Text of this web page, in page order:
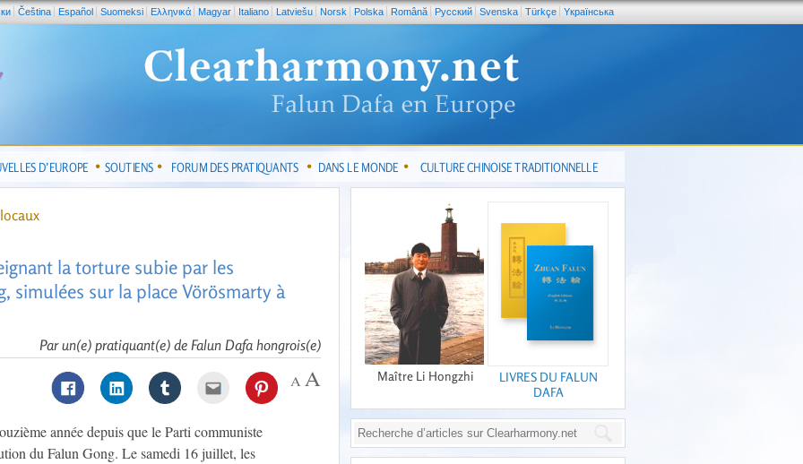
Čeština Español Suomeksi Ελληνικά Magyar Italiano Latviešu Norsk Polska Română Pусский Svenska Türkçe Yкраїнська
D’EUROPE SOUTIENS FORUM DES PRATIQUANTS DANS LE MONDE CULTURE CHINOISE TRADITIONNELLE
la torture subie par les
simulées sur la place Vörösmarty à
Par un(e) pratiquant(e) de Falun Dafa hongrois(e)
année depuis que le Parti communiste
du Falun Gong. Le samedi 16 juillet, les
Maître Li Hongzhi
LIVRES DU FALUN
DAFA